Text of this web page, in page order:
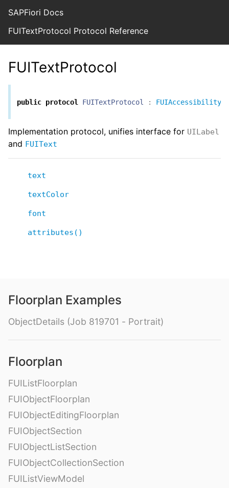
SAPFiori Docs
FUITextProtocol Protocol Reference
FUITextProtocol
public protocol FUITextProtocol :
Implementation protocol, unifies interface for UILabel
and FUIText
text
textColor
font
attributes()
Floorplan Examples
ObjectDetails (Job 819701 - Portrait)
Floorplan
FUIListFloorplan
FUIObjectFloorplan
FUIObjectEditingFloorplan
FUIObjectSection
FUIObjectListSection
FUIObjectCollectionSection
FUIListViewModel